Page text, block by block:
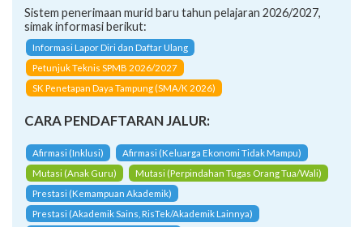
Sistem penerimaan murid baru tahun pelajaran 2026/2027,
simak informasi berikut:
Informasi Lapor Diri dan Daftar Ulang
Petunjuk Teknis SPMB 2026/2027
SK Penetapan Daya Tampung (SMA/K 2026)
CARA PENDAFTARAN JALUR:
Afirmasi (Inklusi)
Afirmasi (Keluarga Ekonomi Tidak Mampu)
Mutasi (Anak Guru)
Mutasi (Perpindahan Tugas Orang Tua/Wali)
Prestasi (Kemampuan Akademik)
Prestasi (Akademik Sains, RisTek/Akademik Lainnya)